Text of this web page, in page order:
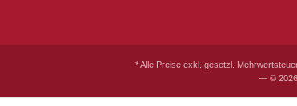
* Alle Preise exkl. gesetzl.
— © 2026